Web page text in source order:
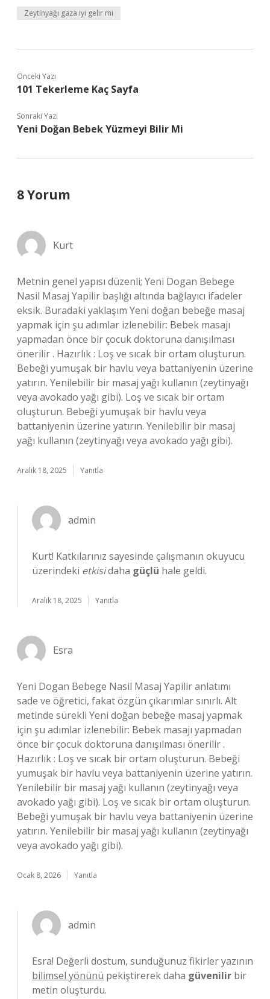
Zeytinyağı gaza iyi gelir mi
Önceki Yazı
101 Tekerleme Kaç Sayfa
Sonraki Yazı
Yeni Doğan Bebek Yüzmeyi Bilir Mi
8 Yorum
Kurt
Metnin genel yapısı düzenli; Yeni Dogan Bebege
Nasil Masaj Yapilir başlığı altında bağlayıcı ifadeler
eksik. Buradaki yaklaşım Yeni doğan bebeğe masaj
yapmak için şu adımlar izlenebilir: Bebek masajı
yapmadan önce bir çocuk doktoruna danışılması
önerilir . Hazırlık : Loş ve sıcak bir ortam oluşturun.
Bebeği yumuşak bir havlu veya battaniyenin üzerine
yatırın. Yenilebilir bir masaj yağı kullanın (zeytinyağı
veya avokado yağı gibi). Loş ve sıcak bir ortam
oluşturun. Bebeği yumuşak bir havlu veya
battaniyenin üzerine yatırın. Yenilebilir bir masaj
yağı kullanın (zeytinyağı veya avokado yağı gibi).
Aralık 18, 2025 Yanıtla
admin
Kurt! Katkılarınız sayesinde çalışmanın okuyucu
üzerindeki etkisidaha güçlü hale geldi.
Aralık 18, 2025 Yanıtla
Esra
Yeni Dogan Bebege Nasil Masaj Yapilir anlatımı
sade ve öğretici, fakat özgün çıkarımlar sınırlı. Alt
metinde sürekli Yeni doğan bebeğe masaj yapmak
için şu adımlar izlenebilir: Bebek masajı yapmadan
önce bir çocuk doktoruna danışılması önerilir .
Hazırlık : Loş ve sıcak bir ortam oluşturun. Bebeği
yumuşak bir havlu veya battaniyenin üzerine yatırın.
Yenilebilir bir masaj yağı kullanın (zeytinyağı veya
avokado yağı gibi). Loş ve sıcak bir ortam oluşturun.
Bebeği yumuşak bir havlu veya battaniyenin üzerine
yatırın. Yenilebilir bir masaj yağı kullanın (zeytinyağı
veya avokado yağı gibi).
Ocak 8, 2026 Yanıtla
admin
Esra! Değerli dostum, sunduğunuz fikirler yazının
bilimsel yönünü pekiştirerek daha güvenilir bir
metin oluşturdu.